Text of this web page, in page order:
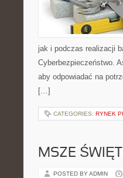
jak i podczas realizacji
Cyberbezpieczeństwo.
aby odpowiadać na
[…]
CATEGORIES: RYNEK
MSZE
POSTED BY ADMIN